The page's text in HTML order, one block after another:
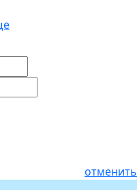
отменить